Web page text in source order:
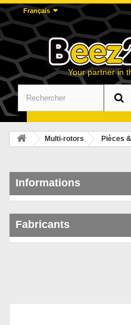
Français
Your partner in
Multi-rotors Pièces
Informations
Fabricants